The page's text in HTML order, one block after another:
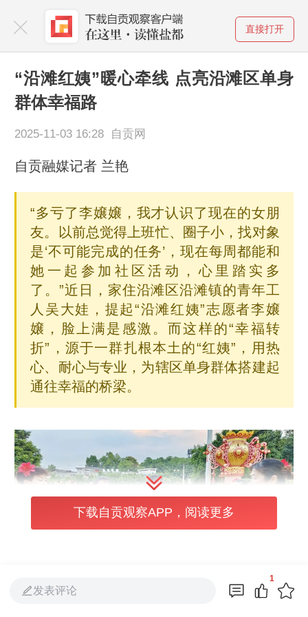
直接打开
“沿滩红姨”暖心牵线 点亮沿滩区单身
群体幸福路
2025-11-03 16:28 自贡网
自贡融媒记者 兰艳
“多亏了李嬢嬢，我才认识了现在的女朋
友。以前总觉得上班忙、圈子小，找对象
是‘不可能完成的任务’，现在每周都能和
她一起参加社区活动，心里踏实多
了。”近日，家住沿滩区沿滩镇的青年工
人吴大娃，提起“沿滩红姨”志愿者李嬢
嬢，脸上满是感激。而这样的“幸福转
折”，源于一群扎根本土的“红姨”，用热
心、耐心与专业，为辖区单身群体搭建起
通往幸福的桥梁。
下载自贡观察APP，阅读更多
发表评论
1